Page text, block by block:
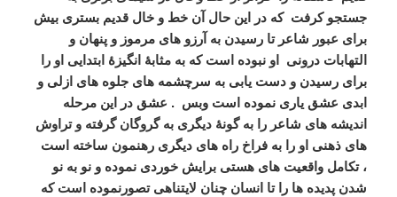
جستجو کرفت که در این حال آن خط و خال قدیم بستری بیش
برای عبور شاعر تا رسیدن به آرزو های مرموز و پنهان و
التهابات درونی او نبوده است که به مثابۀ انگیزۀ ابتدایی او را
برای رسیدن و دست یابی به سرچشمه های جلوه های ازلی و
ابدی عشق یاری نموده است وبس . عشق در این مرحله
اندیشه های شاعر را به گونۀ دیگری به گروگان گرفته و تراوش
های ذهنی او را به فراخ راه های دیگری رهنمون ساخته است
، تکامل واقعیت های هستی برایش خوردی نموده و نو به نو
شدن پدیده ها را تا انسان چنان لایتناهی تصورنموده است که